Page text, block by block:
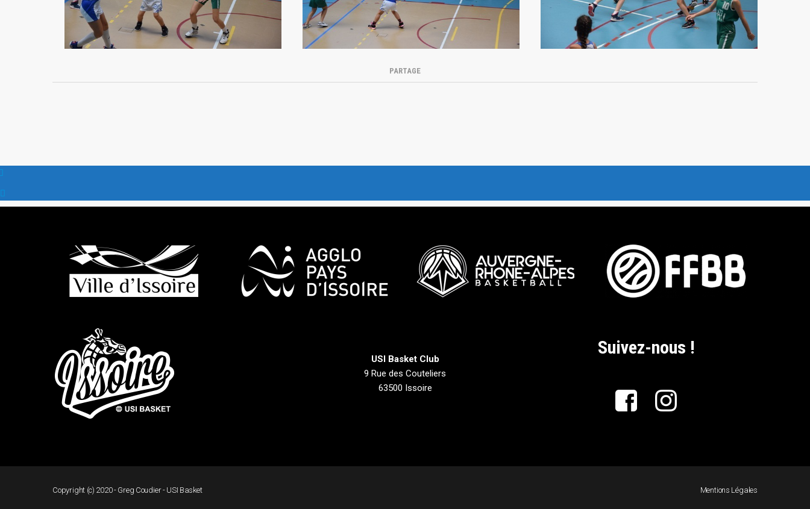
PARTAGE
USI Basket Club
9 Rue des Couteliers
63500 Issoire
Suivez-nous !
Copyright (c) 2020 - Greg Coudier - USI Basket Mentions Légales